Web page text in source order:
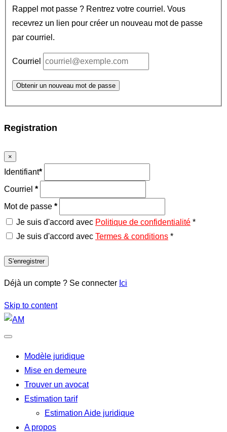
Rappel mot passe ? Rentrez votre courriel. Vous
recevrez un lien pour créer un nouveau mot de passe
par courriel.
Courriel
Obtenir un nouveau mot de passe
Registration
×
Identifiant*
Courriel *
Mot de passe *
Je suis d'accord avec Politique de confidentialité *
Je suis d'accord avec Termes & conditions *
S'enregistrer
Déjà un compte ? Se connecter Ici
Skip to content
Modèle juridique
Mise en demeure
Trouver un avocat
Estimation tarif
Estimation Aide juridique
A propos